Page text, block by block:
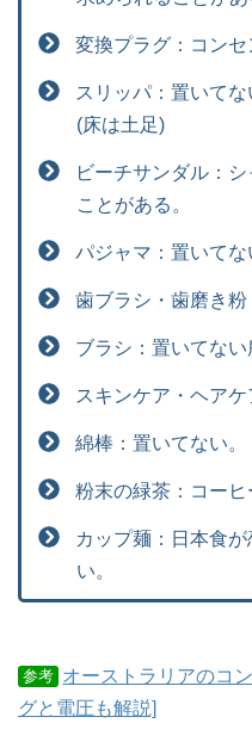
変換プラグ：コンセ
スリッパ：置いてな
(床は土足)
ビーチサンダル：
ことがある。
パジャマ：置いてな
歯ブラシ・歯磨き粉
ブラシ：置いてない
スキンケア・ヘアケ
綿棒：置いてない。
粉末の緑茶：コーヒ
カップ麺：日本食
い。
参考 オーストラリアのコ
グと電圧も解説]